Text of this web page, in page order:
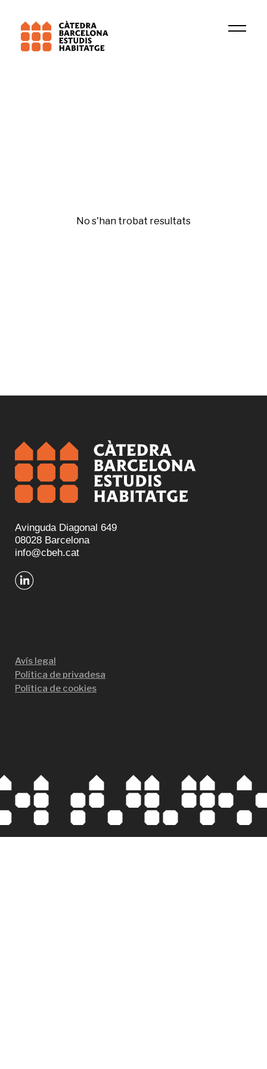
No s'han trobat resultats
Avinguda Diagonal 649
08028 Barcelona
info@cbeh.cat
Avís legal
Política de privadesa
Política de cookies